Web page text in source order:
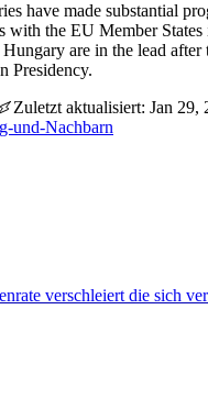
have made substantial
with the EU Member States
are in the lead after
Presidency.
Zuletzt aktualisiert: Jan 29,
und-Nachbarn
verschleiert die sich